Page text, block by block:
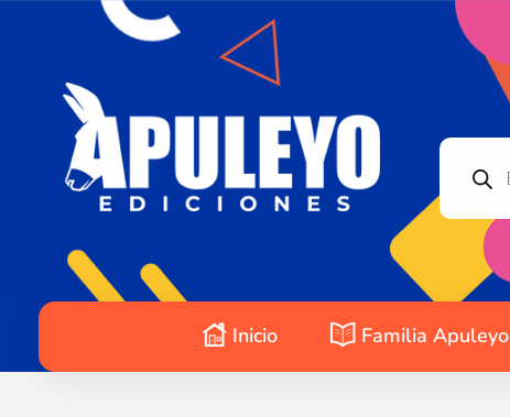
Inicio Familia Apuleyo